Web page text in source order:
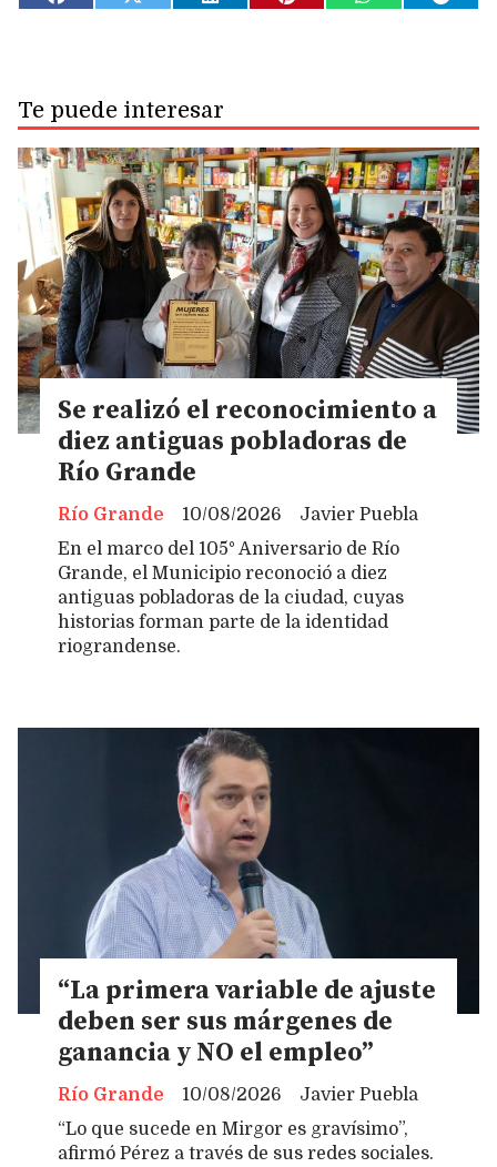
Te puede interesar
Se realizó el reconocimiento a
diez antiguas pobladoras de
Río Grande
Javier Puebla
Río Grande
10/08/2026
En el marco del 105° Aniversario de Río
Grande, el Municipio reconoció a diez
antiguas pobladoras de la ciudad, cuyas
historias forman parte de la identidad
riograndense.
“La primera variable de ajuste
deben ser sus márgenes de
ganancia y NO el empleo”
Javier Puebla
Río Grande
10/08/2026
“Lo que sucede en Mirgor es gravísimo”,
afirmó Pérez a través de sus redes sociales.